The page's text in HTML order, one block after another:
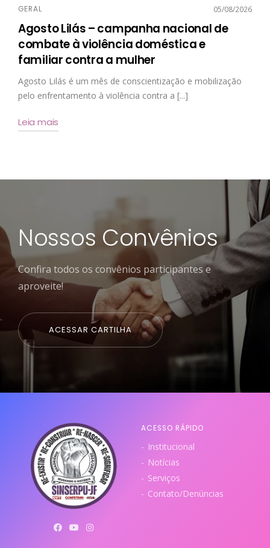
GERAL 05/08/2026
Agosto Lilás – campanha nacional de
combate à violência doméstica e
familiar contra a mulher
Agosto Lilás é um mês de conscientização e mobilização
pelo enfrentamento à violência contra a [...]
Leia mais
Nossos Convênios
Confira todos os convênios participantes e
aproveite!
ACESSAR CARTILHA
ACESSO RÁPIDO
Institucional
Notícias
Serviços
Contato/Denúncias